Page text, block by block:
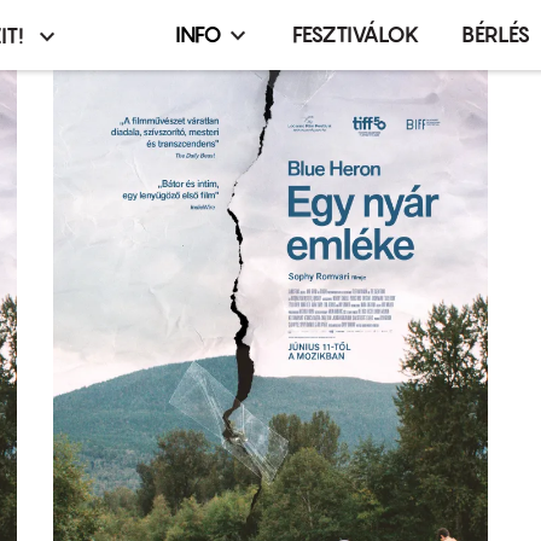
Infó,
esemény,
terembérlés
menü
INFO FESZTIVÁLOK BÉRLÉS